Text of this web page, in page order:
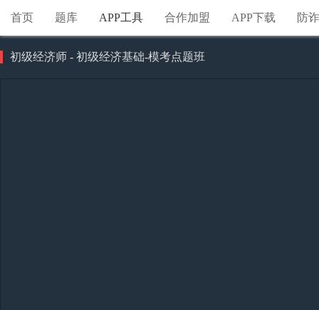
首页 题库 APP工具 合作加盟 APP下载 防
初级经济师 - 初级经济基础-模考点题班